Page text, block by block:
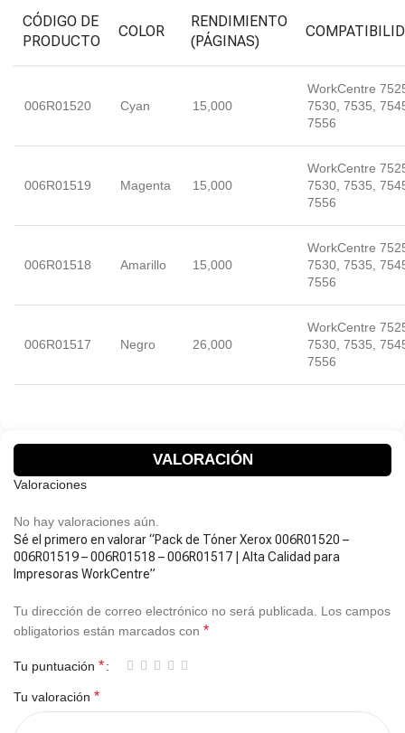
CÓDIGO DE
PRODUCTO
COLOR
RENDIMIENTO
(PÁGINAS)
006R01520 Cyan 15,000
WorkCentre
7530, 7535,
7556
006R01519 Magenta 15,000
WorkCentre
7530, 7535,
7556
006R01518 Amarillo 15,000
WorkCentre
7530, 7535,
7556
006R01517 Negro 26,000
WorkCentre
7530, 7535,
7556
VALORACIÓN
Valoraciones
No hay valoraciones aún.
Sé el primero en valorar “Pack de Tóner Xerox 006R01520 –
006R01519 – 006R01518 – 006R01517 | Alta Calidad para
Impresoras WorkCentre”
Tu dirección de correo electrónico no será publicada.
Los campos
obligatorios están marcados con *
Tu puntuación *
Tu valoración *